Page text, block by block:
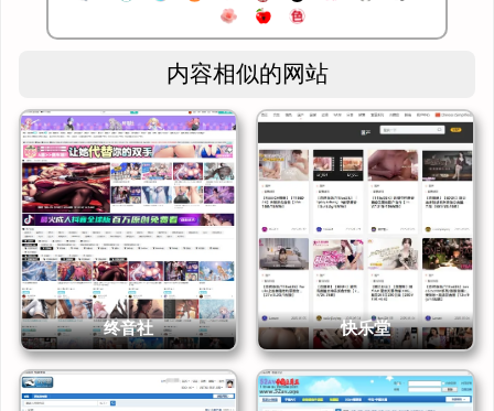
草榴影视库：真正的宝藏
说到草榴的核心，一定是 草榴影视库。这个板块目前已经有超过 500
万帖子，数量庞大到让人头皮发麻。无论是 成人视频、亚洲色情内
容、欧美 3A 级大作，还是无码影片，几乎应有尽有。更关键的是，这
里分享的很多内容都带有 BT 种子下载，没有套路，没有复杂的会员限
制，下载体验干脆利落。对于喜欢收集影片的朋友来说，这个影视库堪
称是中文互联网最完整的“秘密仓库”。
除了成人内容，草榴还有一个特别热闹的 技术讨论区。别被名字骗
了，这里不仅有人讨论硬件、生活经验，偶尔还会冷不丁蹦出一张“巨
大屁股”或者自拍套图。正经话题和不正经内容交织在一起，给人一种
“走在马路上突然被塞了一张小广告”的荒诞感。相比那些经过精心包装
的成人视频网站，草榴的内容显得更真实、随意、接地气。
为什么大家总会回来？
草榴社区能活 18 年，并不是因为界面漂亮，也不是因为广告少。真正
内容相似的网站
终音社 快乐堂